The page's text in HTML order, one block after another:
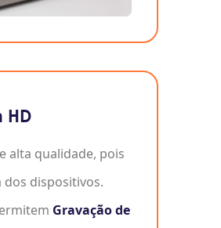
alta qualidade, pois
dispositivos.
Gravação de